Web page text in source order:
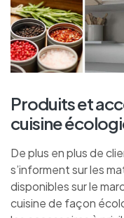
Produits et
cuisine
De plus en plus de
s’informent sur les
disponibles sur le
cuisine de façon